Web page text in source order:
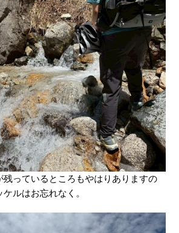
残っているところもやはりありますの
ルはお忘れなく。